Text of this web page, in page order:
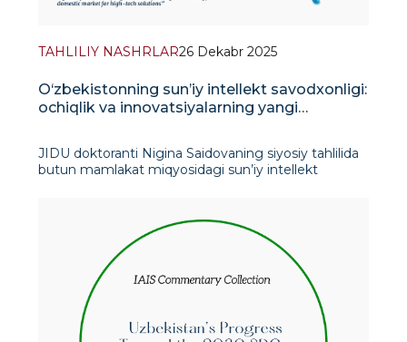
TAHLILIY NASHRLAR26 Dekabr 2025
O‘zbekistonning sun’iy intellekt savodxonligi:
ochiqlik va innovatsiyalarning yangi
JIDU doktoranti Nigina Saidovaning siyosiy tahlilida
butun mamlakat miqyosidagi sun’iy intellekt
yumshoq kuchining yangi vositasi sifatid